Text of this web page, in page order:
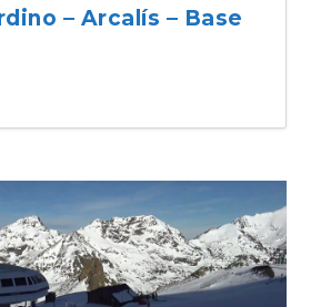
– Arcalís – Base